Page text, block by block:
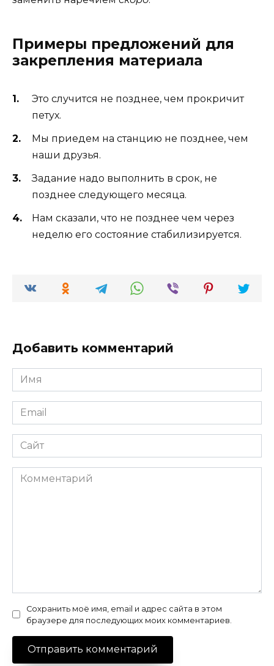
Примеры предложений для
закрепления материала
Это случится не позднее, чем прокричит
петух.
Мы приедем на станцию не позднее, чем
наши друзья.
Задание надо выполнить в срок, не
позднее следующего месяца.
Нам сказали, что не позднее чем через
неделю его состояние стабилизируется.
Добавить комментарий
Имя
*
Email
*
Сайт
Комментарий
Сохранить моё имя, email и адрес сайта в этом
браузере для последующих моих комментариев.